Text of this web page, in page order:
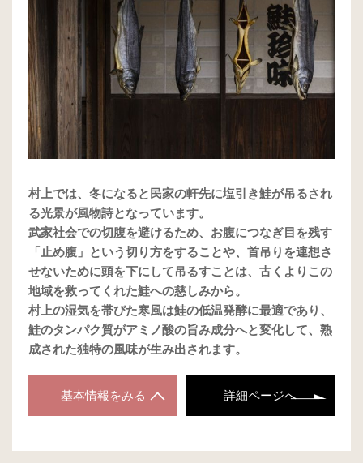
村上では、冬になると民家の軒先に塩引き鮭が吊るされ
る光景が風物詩となっています。
武家社会での切腹を避けるため、お腹につなぎ目を残す
「止め腹」という切り方をすることや、首吊りを連想さ
せないために頭を下にして吊るすことは、古くよりこの
地域を救ってくれた鮭への慈しみから。
村上の湿気を帯びた寒風は鮭の低温発酵に最適であり、
鮭のタンパク質がアミノ酸の旨み成分へと変化して、熟
成された独特の風味が生み出されます。
基本情報をみる 詳細ページへ